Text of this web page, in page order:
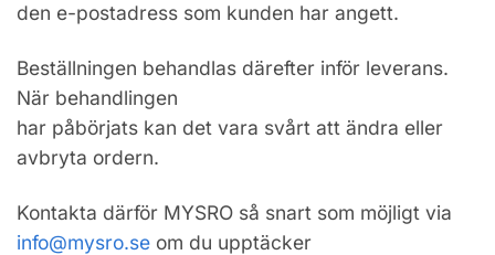
den e-postadress som kunden har angett.
Beställningen behandlas därefter inför leverans.
När behandlingen
har påbörjats kan det vara svårt att ändra eller
avbryta ordern.
Kontakta därför MYSRO så snart som möjligt via
info@mysro.se om du upptäcker